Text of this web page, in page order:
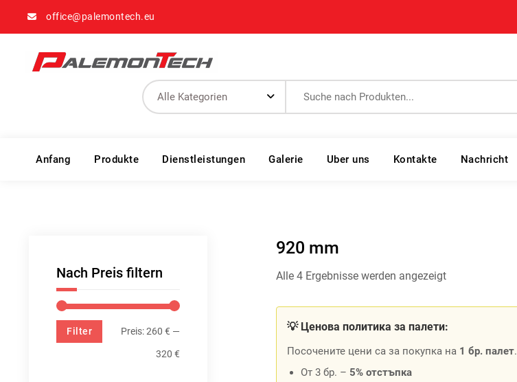
office@palemontech.eu
Производство на метални и мрежести палети
Anfang Produkte Dienstleistungen Galerie Uber uns Kontakte Nachricht
920 mm
Alle 4 Ergebnisse werden angezeigt
💡 Ценова политика за палети:
Посочените цени са за покупка на 1 бр. палет.
От 3 бр. – 5% отстъпка
Nach Preis filtern
Filter Preis:260 € —
320 €